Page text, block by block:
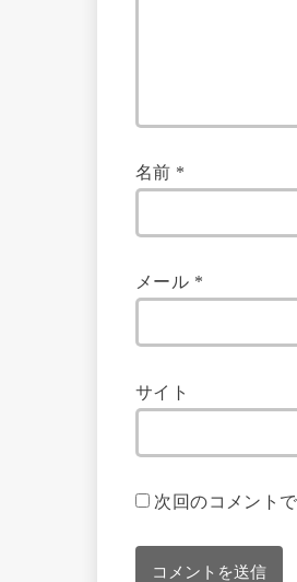
名前 *
メール *
サイト
次回のコメント